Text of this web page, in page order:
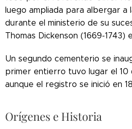
luego ampliada para albergar a
durante el ministerio de su
Thomas Dickenson (1669-1743)
Un segundo cementerio se
primer entierro tuvo lugar el 10
aunque el registro se inició en
Orígenes e Historia